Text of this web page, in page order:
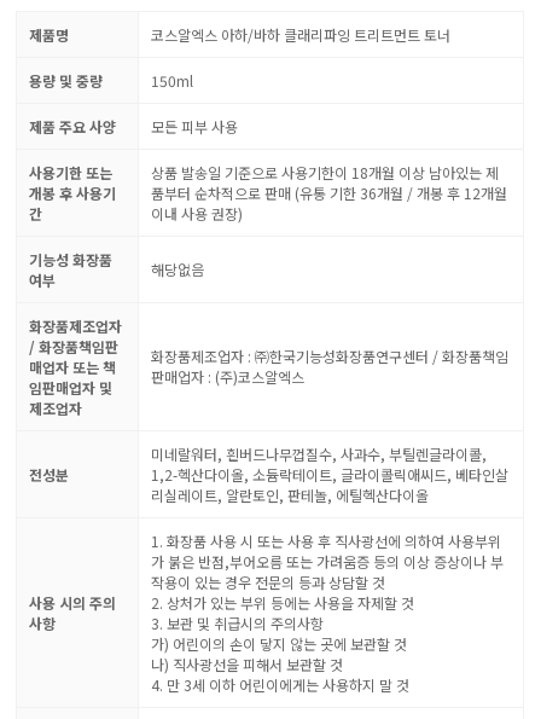
제품명 코스알엑스 아하/바하 클래리파잉 트리트먼트 토너
용량 및 중량 150ml
제품 주요 사양 모든 피부 사용
사용기한 또는
개봉 후 사용기
간
상품 발송일 기준으로 사용기한이 18개월 이상 남아있는 제
품부터 순차적으로 판매 (유통 기한 36개월 / 개봉 후 12개월
이내 사용 권장)
기능성 화장품
여부
해당없음
화장품제조업자
/ 화장품책임판
매업자 또는 책
임판매업자 및
제조업자
화장품제조업자 : ㈜한국기능성화장품연구센터 / 화장품책임
판매업자 : (주)코스알엑스
전성분
미네랄워터, 흰버드나무껍질수, 사과수, 부틸렌글라이콜,
1,2-헥산다이올, 소듐락테이트, 글라이콜릭애씨드, 베타인살
리실레이트, 알란토인, 판테놀, 에틸헥산다이올
사용 시의 주의
사항
1. 화장품 사용 시 또는 사용 후 직사광선에 의하여 사용부위
가 붉은 반점,부어오름 또는 가려움증 등의 이상 증상이나 부
작용이 있는 경우 전문의 등과 상담할 것
2. 상처가 있는 부위 등에는 사용을 자제할 것
3. 보관 및 취급시의 주의사항
가) 어린이의 손이 닿지 않는 곳에 보관할 것
나) 직사광선을 피해서 보관할 것
4. 만 3세 이하 어린이에게는 사용하지 말 것